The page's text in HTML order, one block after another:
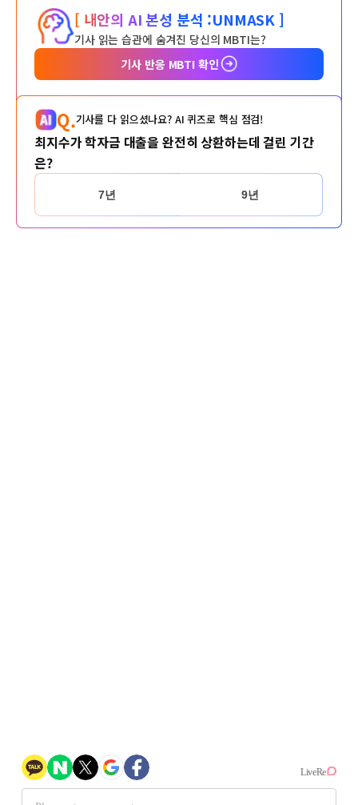
[ 내안의 AI 본성 분석 :UNMASK ]
기사 읽는 습관에 숨겨진 당신의 MBTI는?
기사 반응 MBTI 확인
Q.기사를 다 읽으셨나요? AI 퀴즈로 핵심 점검!
최지수가 학자금 대출을 완전히 상환하는데 걸린 기간
은?
7년 9년